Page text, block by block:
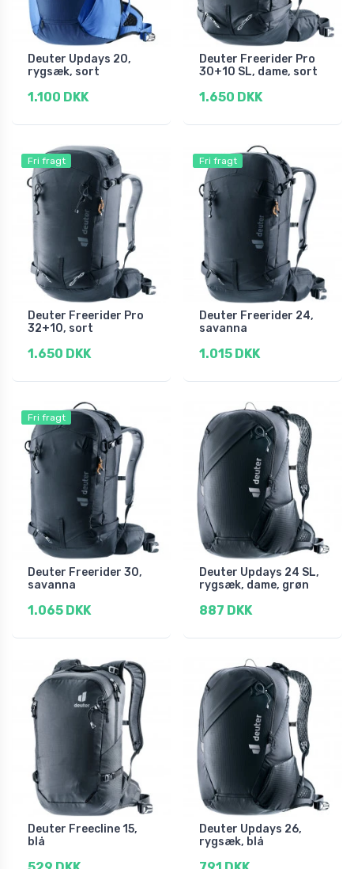
Deuter Updays 20,
rygsæk, sort
1.100 DKK
Deuter Freerider Pro
30+10 SL, dame, sort
1.650 DKK
Fri fragt
Deuter Freerider Pro
32+10, sort
1.650 DKK
Fri fragt
Deuter Freerider 24,
savanna
1.015 DKK
Fri fragt
Deuter Freerider 30,
savanna
1.065 DKK
Deuter Updays 24 SL,
rygsæk, dame, grøn
887 DKK
Deuter Freecline 15,
blå
Deuter Updays 26,
rygsæk, blå